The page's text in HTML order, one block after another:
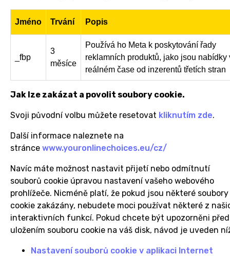
Jméno Trvání Popis
_fbp
3
měsíce
Používá ho Meta k poskytování řady
reklamních produktů, jako jsou nabídky
reálném čase od inzerentů třetích stran
Jak lze zakázat a povolit soubory cookie.
Svoji původní volbu můžete resetovat kliknutím zde.
Další informace naleznete na
stránce www.youronlinechoices.eu/cz/
Navíc máte možnost nastavit přijetí nebo odmítnutí
souborů cookie úpravou nastavení vašeho webového
prohlížeče. Nicméně platí, že pokud jsou některé soubory
cookie zakázány, nebudete moci používat některé z
interaktivních funkcí. Pokud chcete být upozorněni před
uložením souboru cookie na váš disk, návod je uveden
Nastavení souborů cookie v aplikaci Internet